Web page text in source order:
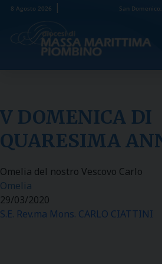
Skip
content
8 Agosto 2026 San
V DOMENICA DI
QUARESIMA
Omelia del nostro Vescovo Carlo
Omelia
29/03/2020
S.E. Rev.ma Mons. CARLO CIATTINI